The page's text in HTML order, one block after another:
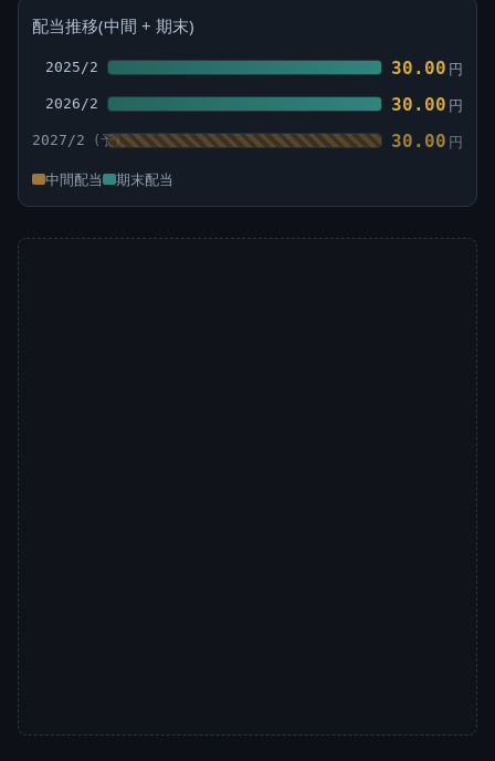
配当推移(中間 + 期末)
2025/2 30.00 円
2026/2 30.00 円
2027/2 30.00 円
中間配当 期末配当